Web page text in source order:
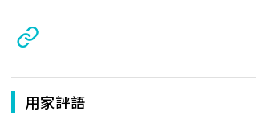
用家評語